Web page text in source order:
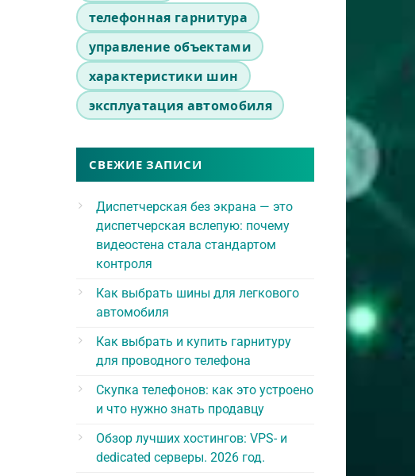
телефонная гарнитура
управление объектами
характеристики шин
эксплуатация автомобиля
СВЕЖИЕ ЗАПИСИ
Диспетчерская без экрана — это
диспетчерская вслепую: почему
видеостена стала стандартом
контроля
Как выбрать шины для легкового
автомобиля
Как выбрать и купить гарнитуру
для проводного телефона
Скупка телефонов: как это устроено
и что нужно знать продавцу
Обзор лучших хостингов: VPS- и
dedicated серверы. 2026 год.